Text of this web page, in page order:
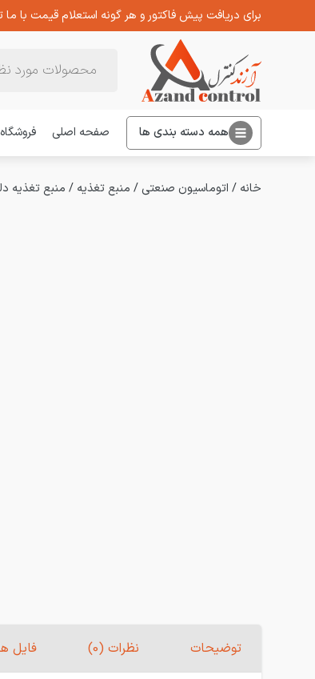
برای دریافت پیش فاکتور و هر گونه استعلام قیمت با
همه دسته بندی ها صفحه اصلی فروشگاه
خانه / اتوماسیون صنعتی / منبع تغذیه / منبع تغذیه
توضیحات نظرات (0) فایل